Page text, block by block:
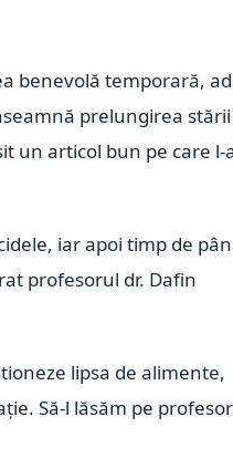
benevolă temporară,
prelungirea
un articol bun pe care l-
iar apoi timp de
profesorul dr. Dafin
lipsa de alimente,
Să-l lăsăm pe